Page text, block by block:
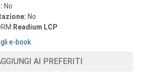
No
No
Readium LCP
e-book
AI PREFERITI